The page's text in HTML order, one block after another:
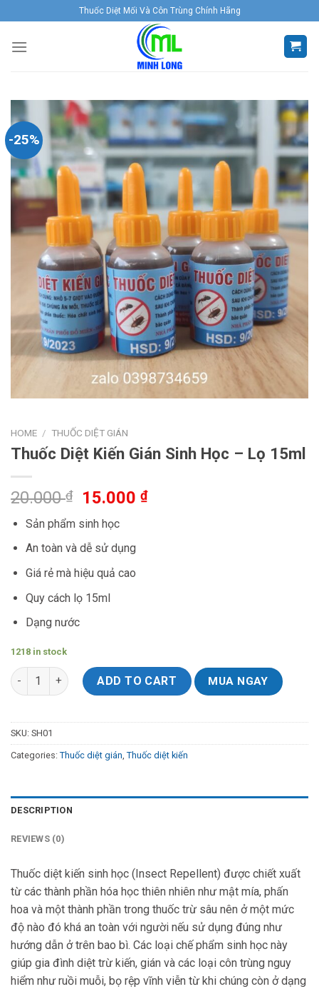
to
content
Thuốc Diệt Mối Và Côn Trùng Chính Hãng
-25%
HOME / THUỐC DIỆT GIÁN
Thuốc Diệt Kiến Gián Sinh Học – Lọ 15ml
20.000₫ 15.000₫
Sản phẩm sinh học
An toàn và dễ sử dụng
Giá rẻ mà hiệu quả cao
Quy cách lọ 15ml
Dạng nước
1218 in stock
Thuốc Diệt Kiến Gián Sinh Học - Lọ 15ml quantity
ADD TO CART MUA NGAY
SKU: SH01
Categories: Thuốc diệt gián Thuốc diệt kiến
DESCRIPTION
REVIEWS (0)
Thuốc diệt kiến sinh học (Insect Repellent) được chiết xuất
từ các thành phần hóa học thiên nhiên như mật mía, phấn
hoa và một thành phần trong thuốc trừ sâu nên ở một mức
độ nào đó khá an toàn với người nếu sử dụng đúng như
hướng dẫn ở trên bao bì. Các loại chế phẩm sinh học này
giúp gia đình diệt trừ kiến, gián và các loại côn trùng nguy
hiểm như ruồi muỗi, bọ rệp vĩnh viễn từ khi chúng còn ở dạng